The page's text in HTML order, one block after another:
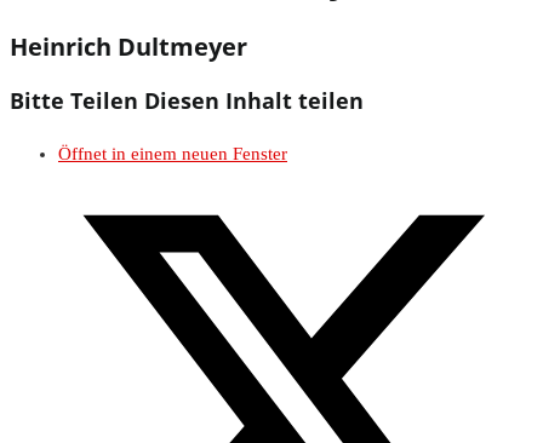
Heinrich Dultmeyer
Bitte Teilen Diesen Inhalt teilen
Öffnet in einem neuen Fenster